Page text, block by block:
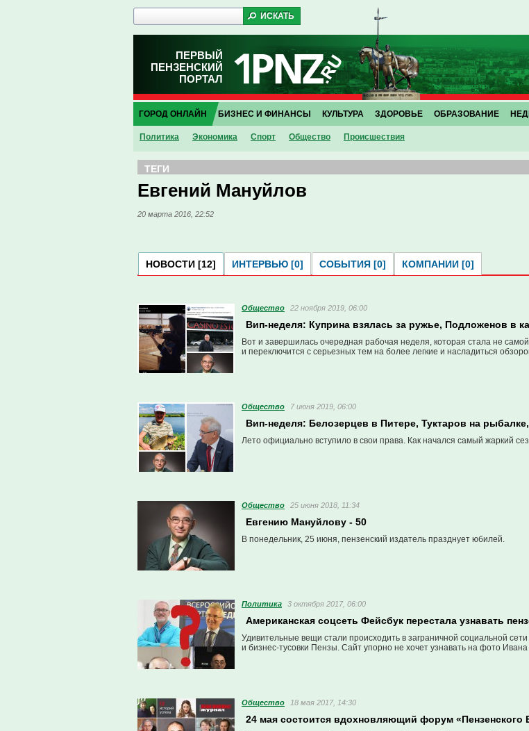
ПЕРВЫЙ
ПЕНЗЕНСКИЙ
ПОРТАЛ
ГОРОД ОНЛАЙН
Политика Экономика Спорт Общество Проиcшествия
БИЗНЕС И ФИНАНСЫ КУЛЬТУРА ЗДОРОВЬЕ ОБРАЗОВАНИЕ
ТЕГИ
Евгений Мануйлов
20 марта 2016, 22:52
НОВОСТИ [12] ИНТЕРВЬЮ [0] СОБЫТИЯ [0] КОМПАНИИ [0]
Общество 22 ноября 2019, 06:00
Вип-неделя: Куприна взялась за ружье, Подложенов в
Вот и завершилась очередная рабочая неделя, которая стала не
и переключится с серьезных тем на более легкие и насладиться
Общество 7 июня 2019, 06:00
Вип-неделя: Белозерцев в Питере, Туктаров на
Лето официально вступило в свои права. Как начался самый жаркий
Общество 25 июня 2018, 11:34
Евгению Мануйлову - 50
В понедельник, 25 июня, пензенский издатель празднует юбилей.
Политика 3 октября 2017, 06:00
Американская соцсеть Фейсбук перестала узнавать
Удивительные вещи стали происходить в заграничной социальной
и бизнес-тусовки Пензы. Сайт упорно не хочет узнавать на фото
Общество 18 мая 2017, 14:30
24 мая состоится вдохновляющий форум «Пензенского